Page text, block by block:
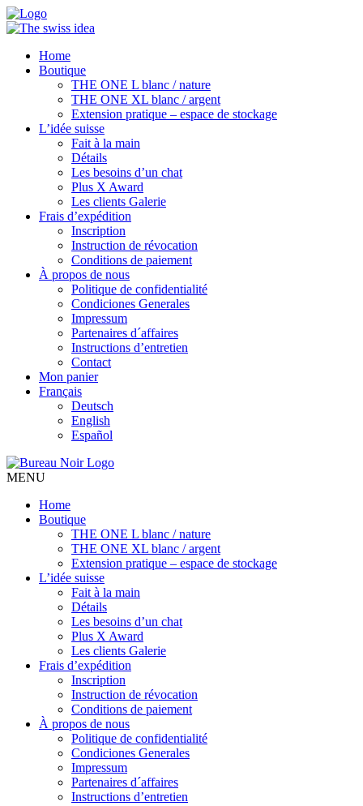
Home
Boutique
THE ONE L blanc / nature
THE ONE XL blanc / argent
Extension pratique – espace de stockage
L’idée suisse
Fait à la main
Détails
Les besoins d’un chat
Plus X Award
Les clients Galerie
Frais d’expédition
Inscription
Instruction de révocation
Conditions de paiement
À propos de nous
Politique de confidentialité
Condiciones Generales
Impressum
Partenaires d´affaires
Instructions d’entretien
Contact
Mon panier
Français
Deutsch
English
Español
MENU
Home
Boutique
THE ONE L blanc / nature
THE ONE XL blanc / argent
Extension pratique – espace de stockage
L’idée suisse
Fait à la main
Détails
Les besoins d’un chat
Plus X Award
Les clients Galerie
Frais d’expédition
Inscription
Instruction de révocation
Conditions de paiement
À propos de nous
Politique de confidentialité
Condiciones Generales
Impressum
Partenaires d´affaires
Instructions d’entretien